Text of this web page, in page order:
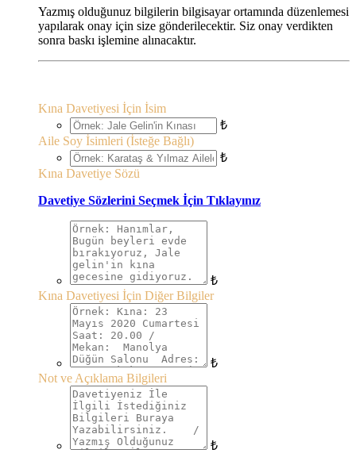
Yazmış olduğunuz bilgilerin bilgisayar ortamında düzenlemesi
yapılarak onay için size gönderilecektir. Siz onay verdikten
sonra baskı işlemine alınacaktır.
Kına Davetiyesi İçin İsim
₺
Aile Soy İsimleri (İsteğe Bağlı)
₺
Kına Davetiye Sözü
Davetiye Sözlerini Seçmek İçin Tıklayınız
₺
Kına Davetiyesi İçin Diğer Bilgiler
₺
Not ve Açıklama Bilgileri
₺